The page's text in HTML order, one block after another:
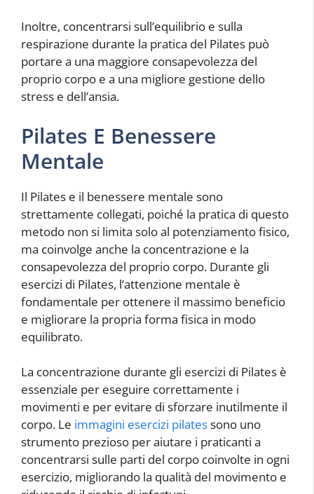
Inoltre, concentrarsi sull’equilibrio e sulla
respirazione durante la pratica del Pilates può
portare a una maggiore consapevolezza del
proprio corpo e a una migliore gestione dello
stress e dell’ansia.
Pilates E Benessere
Mentale
Il Pilates e il benessere mentale sono
strettamente collegati, poiché la pratica di questo
metodo non si limita solo al potenziamento fisico,
ma coinvolge anche la concentrazione e la
consapevolezza del proprio corpo. Durante gli
esercizi di Pilates, l’attenzione mentale è
fondamentale per ottenere il massimo beneficio
e migliorare la propria forma fisica in modo
equilibrato.
La concentrazione durante gli esercizi di Pilates è
essenziale per eseguire correttamente i
movimenti e per evitare di sforzare inutilmente il
corpo. Le immagini esercizi pilatessono uno
strumento prezioso per aiutare i praticanti a
concentrarsi sulle parti del corpo coinvolte in ogni
esercizio, migliorando la qualità del movimento e